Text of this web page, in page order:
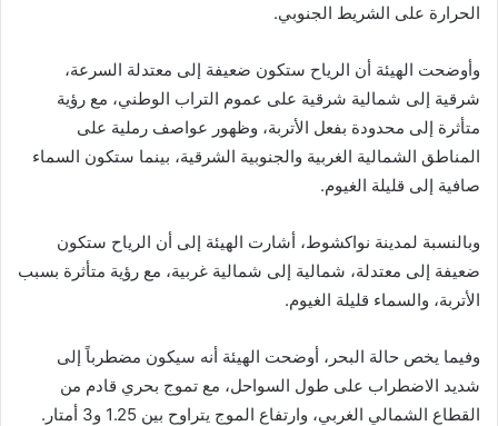
الحرارة على الشريط الجنوبي.
وأوضحت الهيئة أن الرياح ستكون ضعيفة إلى معتدلة السرعة،
شرقية إلى شمالية شرقية على عموم التراب الوطني، مع رؤية
متأثرة إلى محدودة بفعل الأتربة، وظهور عواصف رملية على
المناطق الشمالية الغربية والجنوبية الشرقية، بينما ستكون السماء
صافية إلى قليلة الغيوم.
وبالنسبة لمدينة نواكشوط، أشارت الهيئة إلى أن الرياح ستكون
ضعيفة إلى معتدلة، شمالية إلى شمالية غربية، مع رؤية متأثرة بسبب
الأتربة، والسماء قليلة الغيوم.
وفيما يخص حالة البحر، أوضحت الهيئة أنه سيكون مضطرباً إلى
شديد الاضطراب على طول السواحل، مع تموج بحري قادم من
القطاع الشمالي الغربي، وارتفاع الموج يتراوح بين 1.25 و3 أمتار.